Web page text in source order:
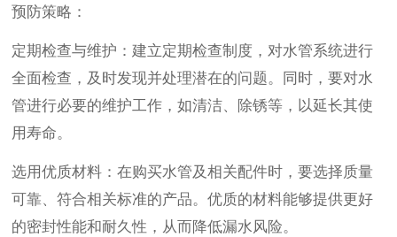
预防策略：
定期检查与维护：建立定期检查制度，对水管系统进行
全面检查，及时发现并处理潜在的问题。同时，要对水
管进行必要的维护工作，如清洁、除锈等，以延长其使
用寿命。
选用优质材料：在购买水管及相关配件时，要选择质量
可靠、符合相关标准的产品。优质的材料能够提供更好
的密封性能和耐久性，从而降低漏水风险。